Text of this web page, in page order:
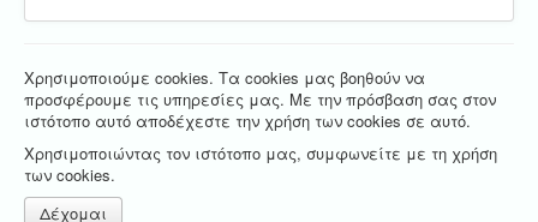
Χρησιμοποιούμε cookies. Τα cookies μας βοηθούν να
προσφέρουμε τις υπηρεσίες μας. Με την πρόσβαση σας στον
ιστότοπο αυτό αποδέχεστε την χρήση των cookies σε αυτό.
Χρησιμοποιώντας τον ιστότοπο μας, συμφωνείτε με τη χρήση
των cookies.
Δέχομαι